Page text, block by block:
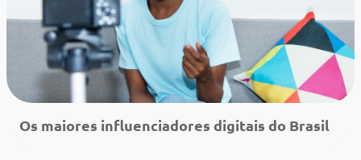
Os maiores influenciadores digitais do Brasil